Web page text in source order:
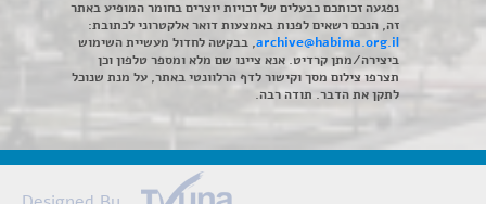
נפגעה זכותכם כבעלים של זכויות יוצרים בחומר המופיע באתר
זה, הנכם רשאים לפנות באמצעות דואר אלקטרוני לכתובת:
archive@habima.org.il, בבקשה לחדול מעשיית השימוש
ביצירה/מתן קרדיט. אנא ציינו שם מלא ומספר טלפון וכן
תצרפו צילום מסך וקישור לדף הרלוונטי באתר, על מנת שנוכל
לתקן את הדבר. תודה רבה.